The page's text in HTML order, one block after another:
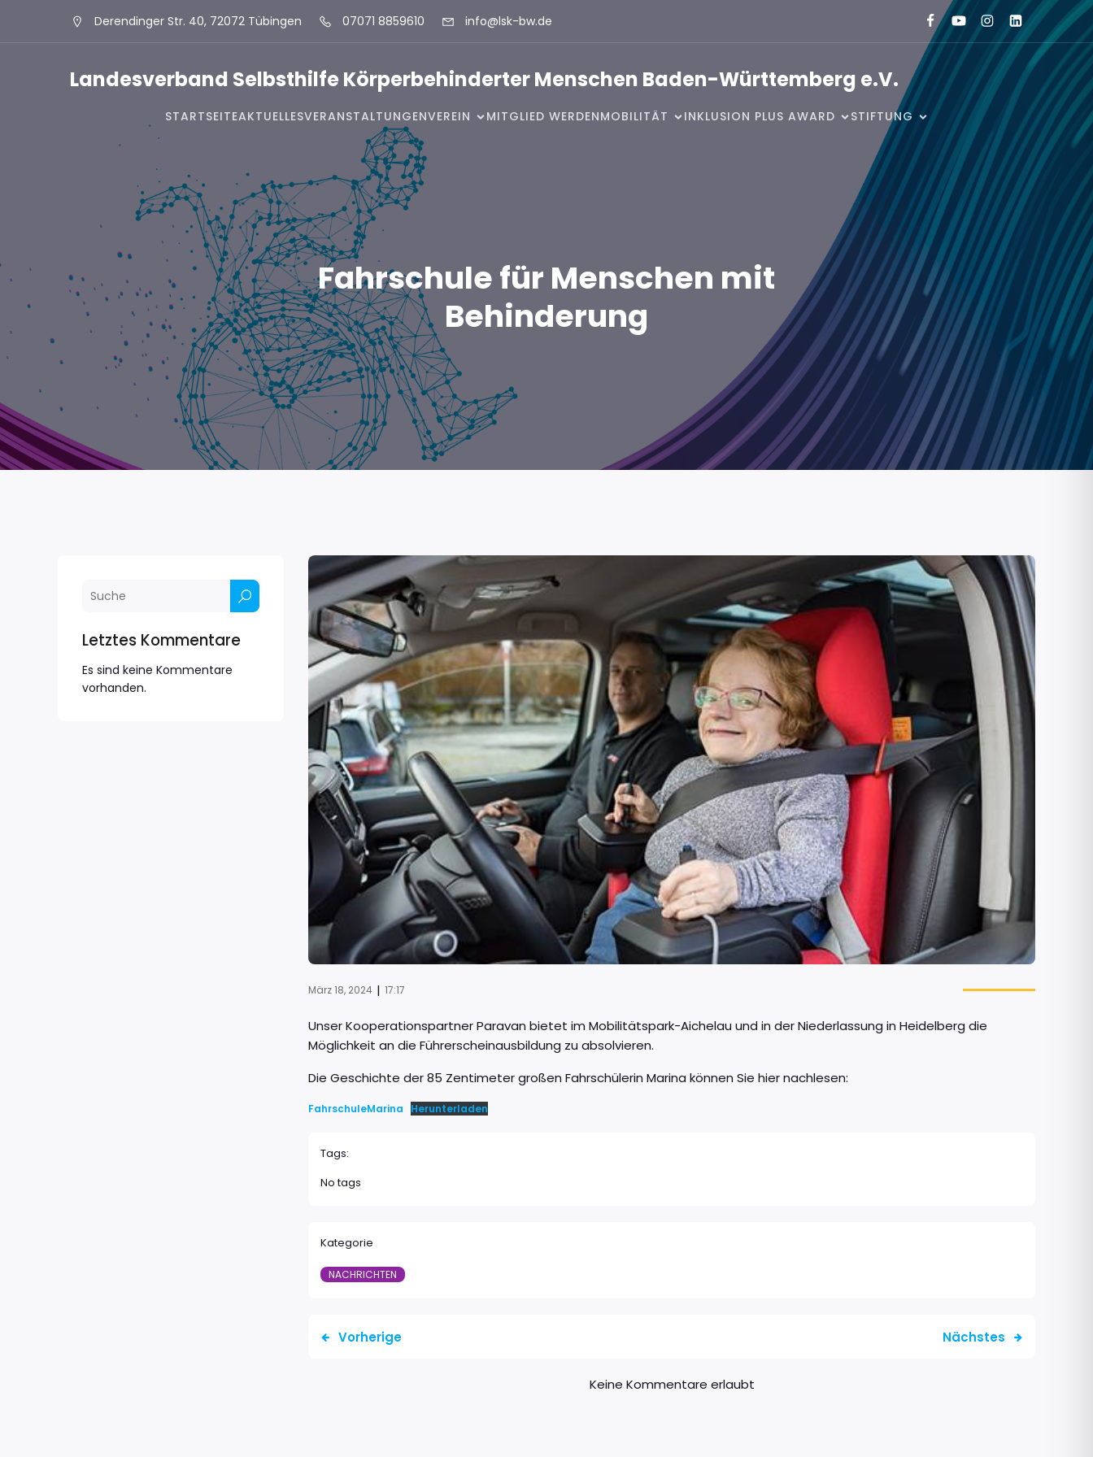
Derendinger Str. 40, 72072 Tübingen 07071 8859610 info@lsk-bw.de
Landesverband Selbsthilfe Körperbehinderter Menschen Baden-Württemberg e.V.
STARTSEITEAKTUELLESVERANSTALTUNGENVEREIN MITGLIED WERDENMOBILITÄT INKLUSION PLUS AWARD STIFTUNG
Fahrschule für Menschen mit
Behinderung
Letztes Kommentare
Es sind keine Kommentare
vorhanden.
März 18, 2024 | 17:17
Unser Kooperationspartner Paravan bietet im Mobilitätspark-Aichelau und in der Niederlassung in Heidelberg die
Möglichkeit an die Führerscheinausbildung zu absolvieren.
Die Geschichte der 85 Zentimeter großen Fahrschülerin Marina können Sie hier nachlesen:
FahrschuleMarina Herunterladen
Tags:
No tags
Kategorie
NACHRICHTEN
Vorherige Nächstes
Keine Kommentare erlaubt